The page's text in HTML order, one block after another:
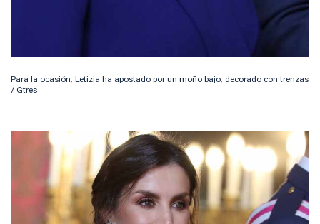
Para la ocasión, Letizia ha apostado por un moño bajo, decorado con trenzas
/ Gtres